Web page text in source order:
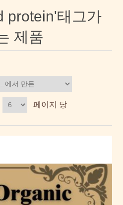
protein'태그가
제품
페이지 당